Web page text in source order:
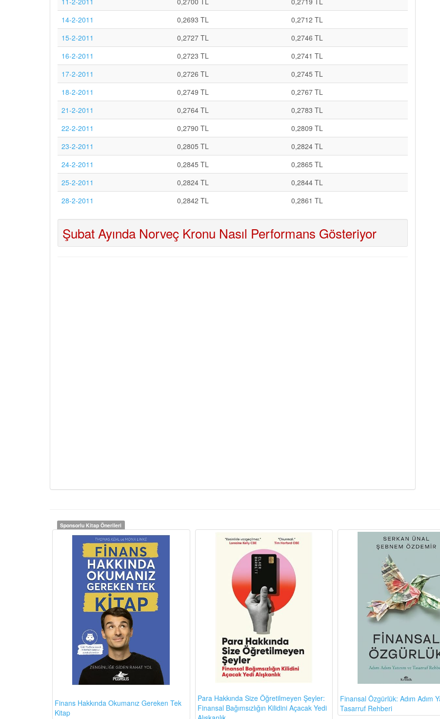
14-2-2011
0,2693 TL
0,2712 TL
15-2-2011
0,2727 TL
0,2746 TL
16-2-2011
0,2723 TL
0,2741 TL
17-2-2011
0,2726 TL
0,2745 TL
18-2-2011
0,2749 TL
0,2767 TL
21-2-2011
0,2764 TL
0,2783 TL
22-2-2011
0,2790 TL
0,2809 TL
23-2-2011
0,2805 TL
0,2824 TL
24-2-2011
0,2845 TL
0,2865 TL
25-2-2011
0,2824 TL
0,2844 TL
28-2-2011
0,2842 TL 0,2861 TL
Şubat Ayında Norveç Kronu Nasıl Performans Gösteriyor
Sponsorlu Kitap Önerileri
Finans Hakkında Okumanız Gereken Tek
Kitap
Para Hakkında Size Öğretilmeyen Şeyler:
Finansal Bağımsızlığın Kilidini Açacak Yedi
Finansal Özgürlük: Adım Adım
Tasarruf Rehberi